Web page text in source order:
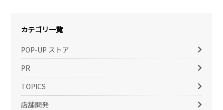
カテゴリ一覧
POP-UP ストア
PR
TOPICS
店舗開発